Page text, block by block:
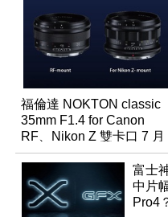
福倫達 NOKTON classic
35mm F1.4 for Canon
RF、Nikon Z 雙卡口 7 月
同步登台
富士
中片
Pro4